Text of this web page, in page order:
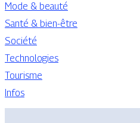
Mode & beauté
Santé & bien-être
Société
Technologies
Tourisme
Infos